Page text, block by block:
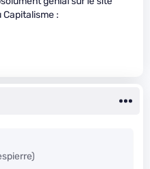
Capitalisme :